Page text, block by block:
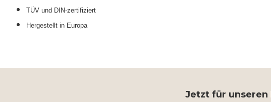
TÜV und DIN-zertifiziert
Hergestellt in Europa
Jetzt für unseren